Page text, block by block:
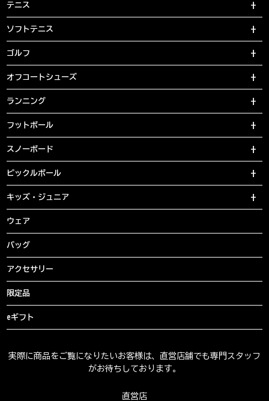
テニス
ソフトテニス
ゴルフ
オフコートシューズ
ランニング
フットボール
スノーボード
ピックルボール
キッズ・ジュニア
ウェア
バッグ
アクセサリー
限定品
eギフト
実際に商品をご覧になりたいお客様は、直営店舗でも専門スタッフ
がお待ちしております。
直営店